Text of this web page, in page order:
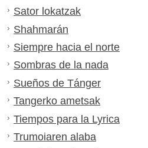
Sator lokatzak
Shahmarán
Siempre hacia el norte
Sombras de la nada
Sueños de Tánger
Tangerko ametsak
Tiempos para la Lyrica
Trumoiaren alaba